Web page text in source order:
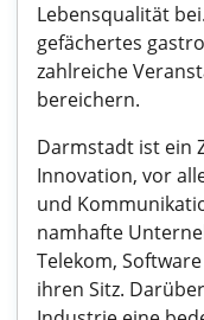
Lebensqualität
gefächertes
zahlreiche
bereichern.
Darmstadt ist ein
Innovation, vor
und
namhafte
Telekom,
ihren Sitz.